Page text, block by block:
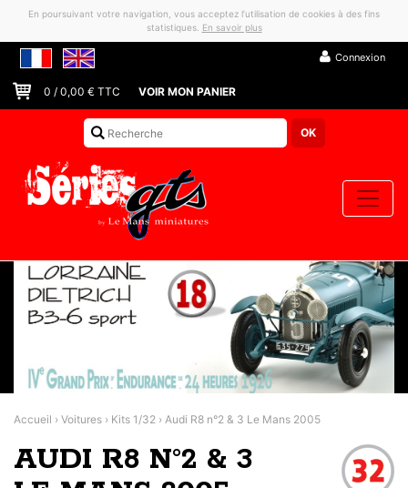
En poursuivant votre navigation, vous acceptez l’utilisation de cookies à des fins
statistiques. En savoir plus
Connexion
0 / 0,00 € TTC VOIR MON PANIER
Accueil › Voitures › Kits 1/32 › Audi R8 n°2 & 3 Le Mans 2005
AUDI R8 N°2 & 3